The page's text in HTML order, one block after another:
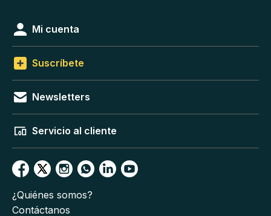
Mi cuenta
Suscríbete
Newsletters
Servicio al cliente
¿Quiénes somos?
Contáctanos